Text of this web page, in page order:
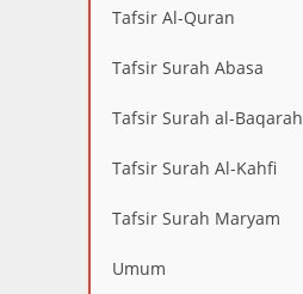
Tafsir Al-Quran
Tafsir Surah Abasa
Tafsir Surah al-Baqarah
Tafsir Surah Al-Kahfi
Tafsir Surah Maryam
Umum